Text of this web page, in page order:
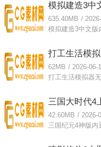
模拟建造3中
635.40MB /
打工生活模
62MB / 2026-06-
三国大时代4
42.60MB / 2026-